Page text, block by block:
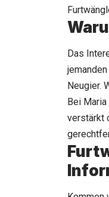
Das
Neugier.
Bei
verstärkt